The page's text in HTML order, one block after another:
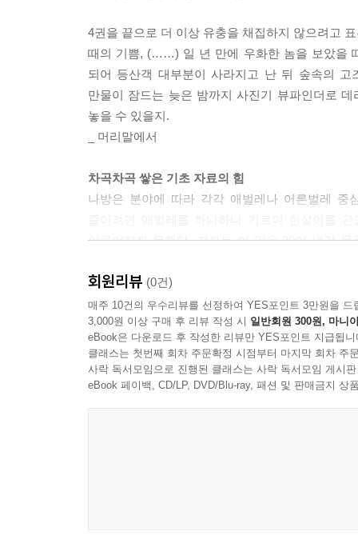
- 독나방아과 Lymantriinae 227
- 불나방아과 Arctiinae 230
- 잎짤름나방아과 Boletobiinae 236
- 태극나방아과 Erebinae 237
- 줄수염나방아과 Herminiinae 241
- 아과 미정 Subfamily unassigned 242
- 띠꼬마밤나방아과 Eustrotiinae 243
- 저녁나방아과 Acronictinae 244
- 희미무늬밤나방아과 Condicinae 246
- 까마귀밤나방아과 Amphipyrinae 272
편집 중 추가로 동정한 종 274
『나방 애벌레 도감』 1, 2, 3권 수정 사항 282
참고문헌 289
찾아보기 290
4권을 끝으로 더 이상 유충을 채집하지 않으려고
때의 기쁨, (……) 일 년 만에 우화한 놈을 보았을
되어 등산객 대부분이 사라지고 난 뒤 숲속의
만물이 잠드는 늦은 밤까지 사진기 뷰파인더로
놓을 수 있을지.
_ 머리말에서
차곡차곡 쌓은 기초 자료의 힘
나방은 분야에 따라 각각 애벌레나 어른벌레
이루어지지 못했다. 저자는 이 일을 20여 년간
사람의 우직함이 우리나라 나방의 생태 데이터베
방방곡곡에서 찾은 귀한 ‘것’
1,382종. 이만큼 많은 종을 다루려면 전국 각지를
3권을 준비하면서는 남부 지역을 조사하고자 전
그러나 저자는 “이 책은 나 혼자 한 것이 아니고
회원리뷰 (0건)
매주 10건의 우수리뷰를 선정하여 YES포인트 3만원을 드
3,000원 이상 구매 후 리뷰 작성 시 일반회원 300원, 마니
eBook은 다운로드 후 작성한 리뷰만 YES포인트 지급됩니
클래스는 첫번째 회차 주문확정 시점부터 마지막 회차 주
사락 독서모임으로 진행된 클래스는 사락 독서모임 게시
eBook 페이백, CD/LP, DVD/Blu-ray, 패션 및 판매금지 상